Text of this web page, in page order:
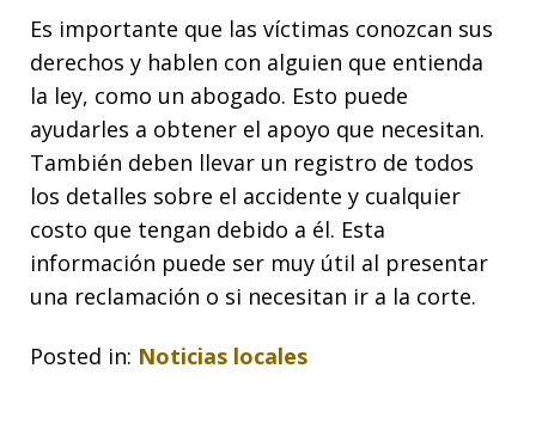
Es importante que las víctimas conozcan sus
derechos y hablen con alguien que entienda
la ley, como un abogado. Esto puede
ayudarles a obtener el apoyo que necesitan.
También deben llevar un registro de todos
los detalles sobre el accidente y cualquier
costo que tengan debido a él. Esta
información puede ser muy útil al presentar
una reclamación o si necesitan ir a la corte.
Posted in: Noticias locales